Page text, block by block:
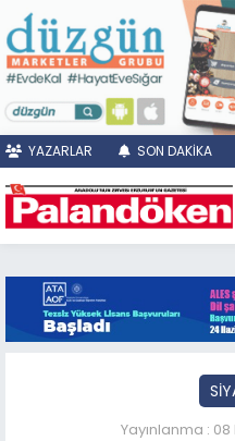
YAZARLAR SON DAKİKA
Yayınlanma :